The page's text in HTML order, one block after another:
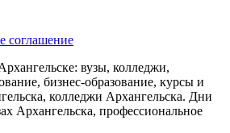
соглашение
вузы, колледжи,
бизнес-образование, курсы и
колледжи Архангельска. Дни
Архангельска, профессиональное